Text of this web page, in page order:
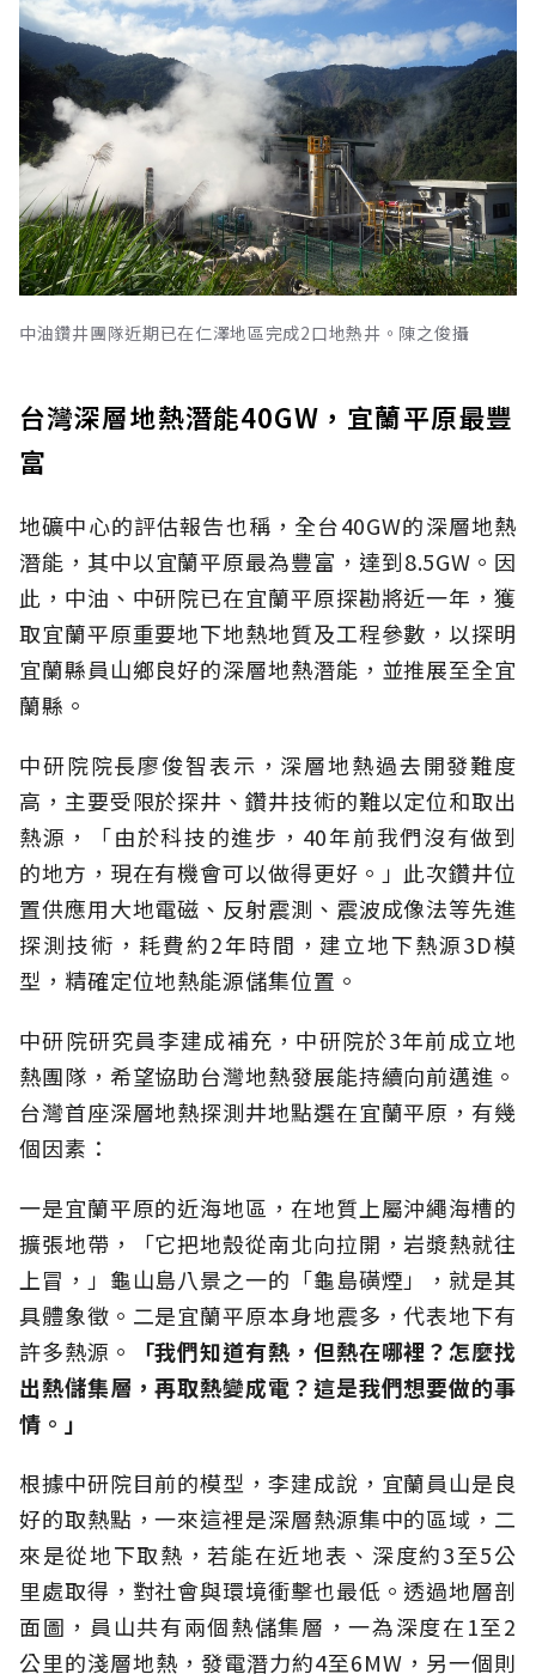
中油鑽井團隊近期已在仁澤地區完成2口地熱井。陳之俊攝
台灣深層地熱潛能40GW，宜蘭平原最豐
富
地礦中心的評估報告也稱，全台40GW的深層地熱
潛能，其中以宜蘭平原最為豐富，達到8.5GW。因
此，中油、中研院已在宜蘭平原探勘將近一年，獲
取宜蘭平原重要地下地熱地質及工程參數，以探明
宜蘭縣員山鄉良好的深層地熱潛能，並推展至全宜
蘭縣。
中研院院長廖俊智表示，深層地熱過去開發難度
高，主要受限於探井、鑽井技術的難以定位和取出
熱源，「由於科技的進步，40年前我們沒有做到
的地方，現在有機會可以做得更好。」此次鑽井位
置供應用大地電磁、反射震測、震波成像法等先進
探測技術，耗費約2年時間，建立地下熱源3D模
型，精確定位地熱能源儲集位置。
中研院研究員李建成補充，中研院於3年前成立地
熱團隊，希望協助台灣地熱發展能持續向前邁進。
台灣首座深層地熱探測井地點選在宜蘭平原，有幾
個因素：
一是宜蘭平原的近海地區，在地質上屬沖繩海槽的
擴張地帶，「它把地殼從南北向拉開，岩漿熱就往
上冒，」龜山島八景之一的「龜島磺煙」，就是其
具體象徵。二是宜蘭平原本身地震多，代表地下有
許多熱源。
「我們知道有熱，但熱在哪裡？怎麼找
出熱儲集層，再取熱變成電？這是我們想要做的事
情。」
根據中研院目前的模型，李建成說，宜蘭員山是良
好的取熱點，一來這裡是深層熱源集中的區域，二
來是從地下取熱，若能在近地表、深度約3至5公
里處取得，對社會與環境衝擊也最低。透過地層剖
面圖，員山共有兩個熱儲集層，一為深度在1至2
公里的淺層地熱，發電潛力約4至6MW，另一個則